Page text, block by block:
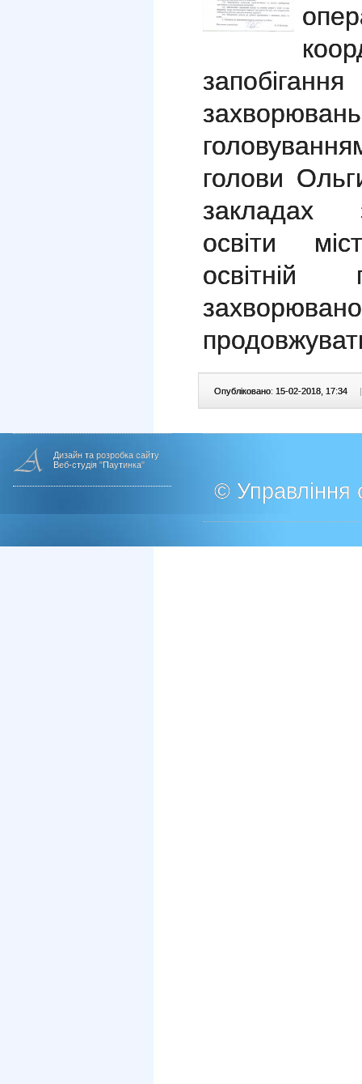
голови
закладах
освіти
освітній
Опубліковано: 15-02-2018, 17:34 |
Дизайн та розробка сайту
Веб-студія "Паутинка"
© Управління